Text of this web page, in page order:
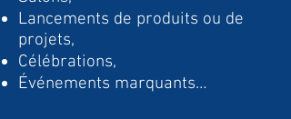
Lancements de produits ou de
projets,
Célébrations,
Événements marquants…